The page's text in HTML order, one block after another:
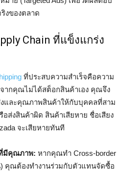
งของตลาด
Chain ที่แข็งแกร่ง
ที่ประสบความสำเร็จคือความ
ากคุณไม่ได้สต็อกสินค้าเอง คุณจึง
งและคุณภาพสินค้าให้กับบุคคลที่สาม
ส่งสินค้าผิด สินค้าเสียหาย ชื่อเสียง
จะเสียหายทันที
ที่มีคุณภาพ: หากคุณทำ Cross-border
) คุณต้องทำงานร่วมกับตัวแทนจัดซื้อ